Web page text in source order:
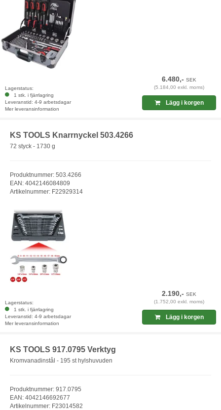
Lagerstatus:
1 stk. i fjärrlagring
Leveranstid: 4-9 arbetsdagar
Mer leveransinformation
6.480,-SEK
(5.184,00 exkl. moms)
Lägg i korgen
KS TOOLS Knarrnyckel 503.4266
72 styck - 1730 g
Produktnummer: 503.4266
EAN: 4042146084809
Artikelnummer: F22929314
Lagerstatus:
1 stk. i fjärrlagring
Leveranstid: 4-9 arbetsdagar
Mer leveransinformation
2.190,-SEK
(1.752,00 exkl. moms)
Lägg i korgen
KS TOOLS 917.0795 Verktyg
Kromvanadinstål - 195 st hylshuvuden
Produktnummer: 917.0795
EAN: 4042146692677
Artikelnummer: F23014582